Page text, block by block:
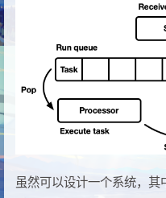
虽然可以设计一个系统，